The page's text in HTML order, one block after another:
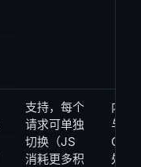
支持，每个
请求可单独
切换（JS
消耗更多积
内置
与
处理